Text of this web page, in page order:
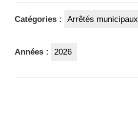
Catégories : Arrêtés municipaux
Années : 2026